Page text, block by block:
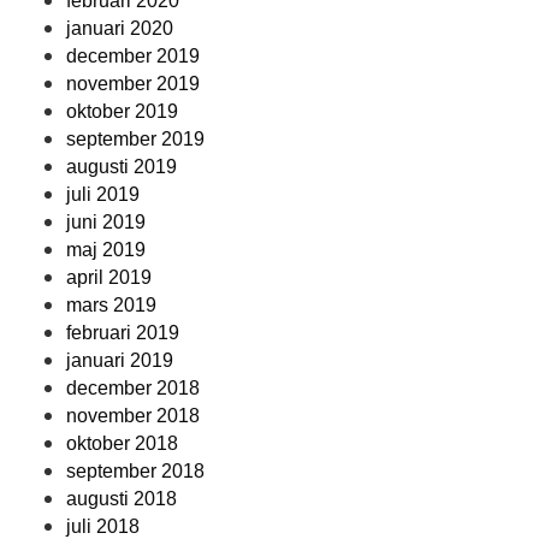
januari 2020
december 2019
november 2019
oktober 2019
september 2019
augusti 2019
juli 2019
juni 2019
maj 2019
april 2019
mars 2019
februari 2019
januari 2019
december 2018
november 2018
oktober 2018
september 2018
augusti 2018
juli 2018